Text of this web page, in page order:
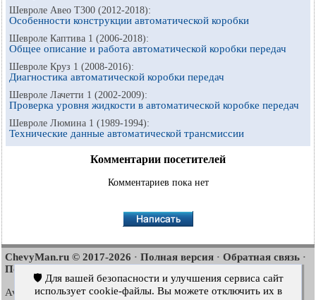
Шевроле Авео Т300 (2012-2018):
Особенности конструкции автоматической коробки
Шевроле Каптива 1 (2006-2018):
Общее описание и работа автоматической коробки передач
Шевроле Круз 1 (2008-2016):
Диагностика автоматической коробки передач
Шевроле Лачетти 1 (2002-2009):
Проверка уровня жидкости в автоматической коробке передач
Шевроле Люмина 1 (1989-1994):
Технические данные автоматической трансмиссии
Комментарии посетителей
Комментариев пока нет
ChevyMan.ru © 2017-2026 · Полная версия · Обратная связь ·
Поиск по сайту
Aveo 2003-2008·Aveo2006-2011·Aveo2012-2018·
🛡️ Для вашей безопасности и улучшения сервиса сайт
использует cookie-файлы. Вы можете отключить их в